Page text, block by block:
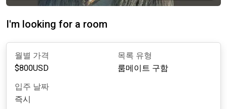
I'm looking for a room
월별 가격
$800USD
목록 유형
룸메이트 구함
입주 날짜
즉시